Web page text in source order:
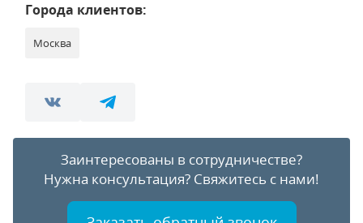
Города клиентов:
Москва
Заинтересованы в сотрудничестве?
Нужна консультация? Свяжитесь с нами!